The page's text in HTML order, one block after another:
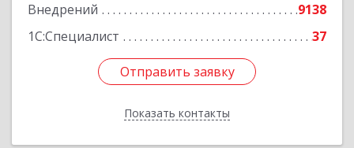
Внедрений
9138
1С:Специалист
37
Отправить заявку
Показать контакты
Отправить заявку
Назад